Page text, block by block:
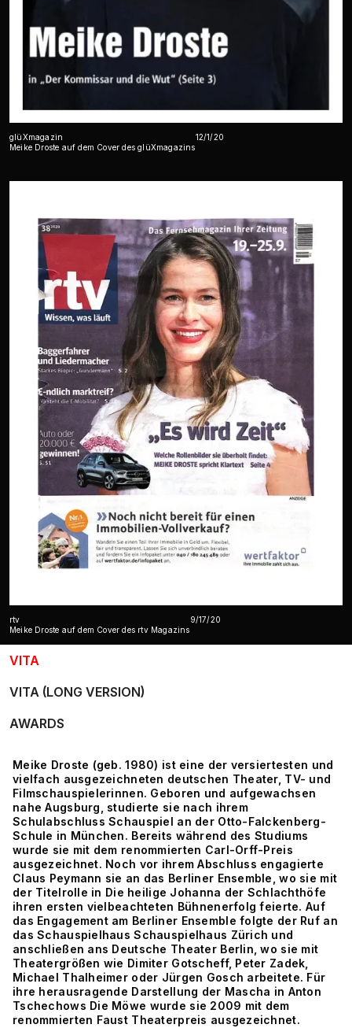
glüXmagazin
Meike Droste auf dem Cover des glüXmagazins
12/1/20
rtv
Meike Droste auf dem Cover des rtv Magazins
9/17/20
VITA
VITA (LONG VERSION)
AWARDS
Meike Droste (geb. 1980) ist eine der versiertesten und
vielfach ausgezeichneten deutschen Theater, TV- und
Filmschauspielerinnen. Geboren und aufgewachsen
nahe Augsburg, studierte sie nach ihrem
Schulabschluss Schauspiel an der Otto-Falckenberg-
Schule in München. Bereits während des Studiums
wurde sie mit dem renommierten Carl-Orff-Preis
ausgezeichnet. Noch vor ihrem Abschluss engagierte
Claus Peymann sie an das Berliner Ensemble, wo sie mit
der Titelrolle in Die heilige Johanna der Schlachthöfe
ihren ersten vielbeachteten Bühnenerfolg feierte. Auf
das Engagement am Berliner Ensemble folgte der Ruf an
das Schauspielhaus Schauspielhaus Zürich und
anschließen ans Deutsche Theater Berlin, wo sie mit
Theatergrößen wie Dimiter Gotscheff, Peter Zadek,
Michael Thalheimer oder Jürgen Gosch arbeitete. Für
ihre herausragende Darstellung der Mascha in Anton
Tschechows Die Möwe wurde sie 2009 mit dem
renommierten Faust Theaterpreis ausgezeichnet.